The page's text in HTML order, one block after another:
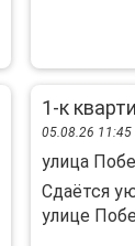
1-к
05.08.26 11:45
улица
Сдаётся
улице